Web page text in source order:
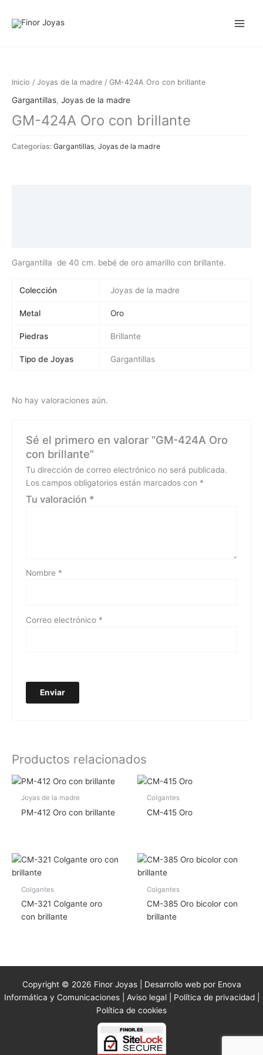
Inicio / Joyas de la madre / GM-424A Oro con brillante
Gargantillas, Joyas de la madre
GM-424A Oro con brillante
Categorías: Gargantillas Joyas de la madre
Gargantilla de 40 cm. bebé de oro amarillo con brillante.
Colección Joyas de la madre
Metal Oro
Piedras Brillante
Tipo de Joyas Gargantillas
No hay valoraciones aún.
Sé el primero en valorar “GM-424A Oro
con brillante”
Tu dirección de correo electrónico no será publicada.
Los campos obligatorios están marcados con *
Tu valoración *
Nombre *
Correo electrónico *
Productos relacionados
Joyas de la madre
PM-412 Oro con brillante
Colgantes
CM-415 Oro
Colgantes
CM-321 Colgante oro
con brillante
Colgantes
CM-385 Oro bicolor con
brillante
Copyright © 2026 Finor Joyas | Desarrollo web por Enova
Informática y Comunicaciones | Aviso legal| Política de privacidad|
Política de cookies